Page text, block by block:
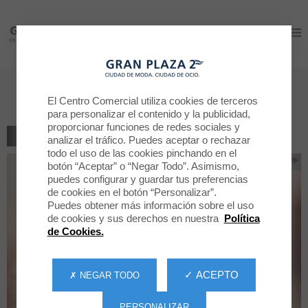
Gran Plaza 2
Momentos que saben a gloria
VOLVER AL LISTADO
Gran Plaza 2
El Centro Comercial utiliza cookies de terceros
para personalizar el contenido y la publicidad,
proporcionar funciones de redes sociales y
analizar el tráfico. Puedes aceptar o rechazar
todo el uso de las cookies pinchando en el
botón “Aceptar” o “Negar Todo”. Asimismo,
puedes configurar y guardar tus preferencias
de cookies en el botón “Personalizar”.
Puedes obtener más información sobre el uso
de cookies y sus derechos en nuestra Política
de Cookies.
✓ ACEPTO
✗ NEGAR TODO